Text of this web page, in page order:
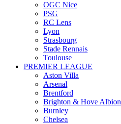
OGC Nice
PSG
RC Lens
Lyon
Strasbourg
Stade Rennais
Toulouse
PREMIER LEAGUE
Aston Villa
Arsenal
Brentford
Brighton & Hove Albion
Burnley
Chelsea